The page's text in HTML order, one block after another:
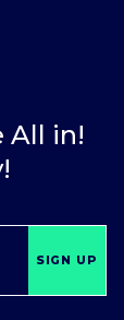
All in!
SIGN UP